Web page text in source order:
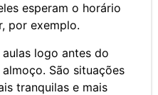
esperam o horário
por exemplo.
logo antes do
São situações
tranquilas e mais